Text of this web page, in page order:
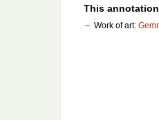
This
Work of art: